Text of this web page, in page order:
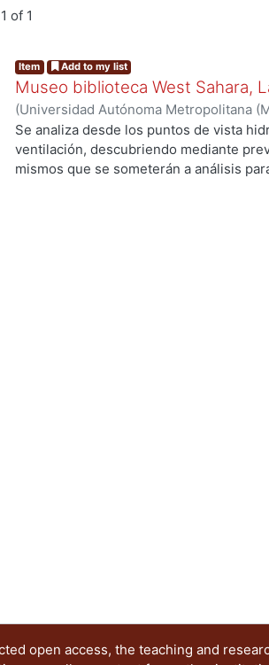
of 1
Item Add to my list
Museo biblioteca West Sahara,
(Universidad Autónoma Metropolitana
de Servicios de Información. ,2005)
Se analiza desde los puntos de vista
ventilación, descubriendo mediante
mismos que se someterán a análisis
open access, the teaching and